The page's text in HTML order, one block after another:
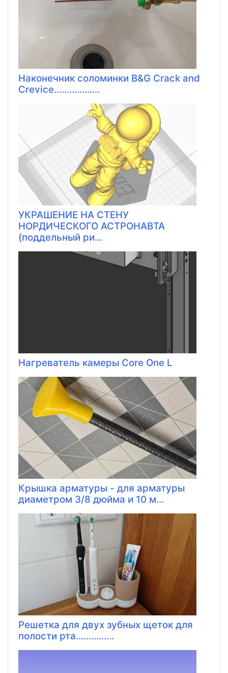
Наконечник соломинки B&G Crack and
Crevice..................
УКРАШЕНИЕ НА СТЕНУ
НОРДИЧЕСКОГО АСТРОНАВТА
(поддельный ри...
Нагреватель камеры Core One L
Крышка арматуры - для арматуры
диаметром 3/8 дюйма и 10 м...
Решетка для двух зубных щеток для
полости рта...............